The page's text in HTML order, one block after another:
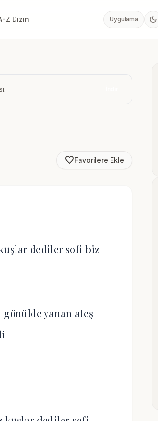
Z Dizin Uygulama dark_mode
favorite_borderFavorilere Ekle
dediler sofi biz
yanan ateş